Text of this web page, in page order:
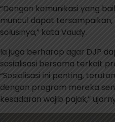
“Dengan komunikasi yang
muncul dapat
solusinya,” kata Vaudy.
Ia juga berharap agar DJP
sosialisasi bersama terkait
“Sosialisasi ini penting,
dengan program mereka
kesadaran wajib pajak,”